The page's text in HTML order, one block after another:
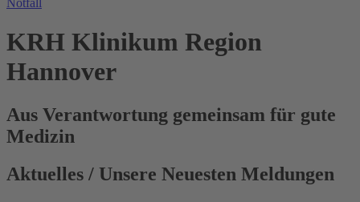
Notfall
KRH Klinikum Region
Hannover
Aus Verantwortung gemeinsam für gute
Medizin
Aktuelles / Unsere Neuesten Meldungen